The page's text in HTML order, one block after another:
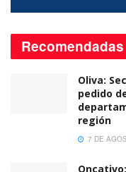
Recomendadas
Oliva:
pedido
región
7 DE